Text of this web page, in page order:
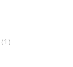
(1)